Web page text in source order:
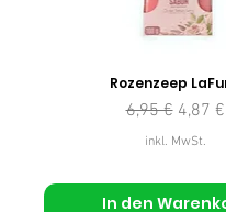
Rozenzeep
Standardpreis
6,95 € Sale-
4,87 €
inkl. MwSt.
In den